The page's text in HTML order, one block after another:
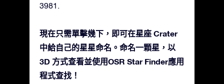
3981.
現在只需單擊幾下，即可在星座 Crater
中給自己的星星命名。命名一顆星，以
3D 方式查看並使用OSR Star Finder應用
程式查找！